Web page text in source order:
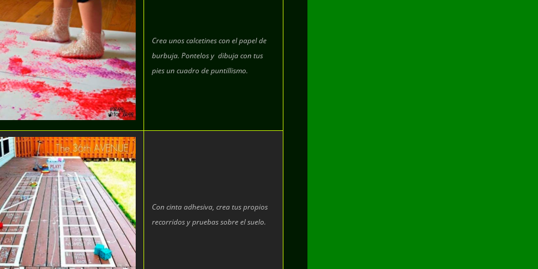
Crea unos calcetines con el papel de
burbuja. Pontelos y dibuja con tus
pies un cuadro de puntillismo.
Con cinta adhesiva, crea tus propios
recorridos y pruebas sobre el suelo.